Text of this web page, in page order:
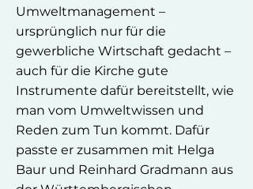
Umweltmanagement –
ursprünglich nur für die
gewerbliche Wirtschaft gedacht –
auch für die Kirche gute
Instrumente dafür bereitstellt, wie
man vom Umweltwissen und
Reden zum Tun kommt. Dafür
passte er zusammen mit Helga
Baur und Reinhard Gradmann aus